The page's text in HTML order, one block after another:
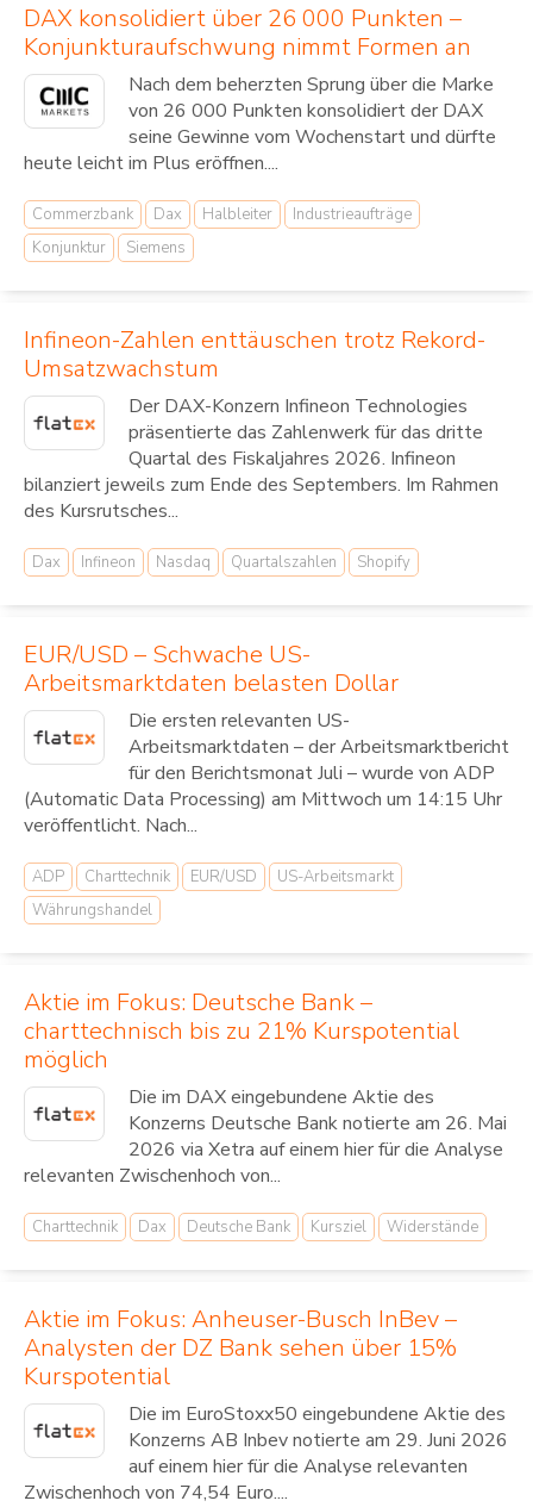
DAX konsolidiert über 26 000 Punkten –
Konjunkturaufschwung nimmt Formen an
Nach dem beherzten Sprung über die Marke
von 26 000 Punkten konsolidiert der DAX
seine Gewinne vom Wochenstart und dürfte
heute leicht im Plus eröffnen....
Commerzbank Dax Halbleiter
Industrieaufträge
Konjunktur
Siemens
Infineon-Zahlen enttäuschen trotz Rekord-
Umsatzwachstum
Der DAX-Konzern Infineon Technologies
präsentierte das Zahlenwerk für das dritte
Quartal des Fiskaljahres 2026. Infineon
bilanziert jeweils zum Ende des Septembers. Im Rahmen
des Kursrutsches...
Dax Infineon Nasdaq Quartalszahlen Shopify
EUR/USD – Schwache US-
Arbeitsmarktdaten belasten Dollar
Die ersten relevanten US-
Arbeitsmarktdaten – der Arbeitsmarktbericht
für den Berichtsmonat Juli – wurde von ADP
(Automatic Data Processing) am Mittwoch um 14:15 Uhr
veröffentlicht. Nach...
ADP Charttechnik EUR/USD
US-Arbeitsmarkt
Währungshandel
Aktie im Fokus: Deutsche Bank –
charttechnisch bis zu 21% Kurspotential
möglich
Die im DAX eingebundene Aktie des
Konzerns Deutsche Bank notierte am 26. Mai
2026 via Xetra auf einem hier für die Analyse
relevanten Zwischenhoch von...
Charttechnik Dax Deutsche Bank Kursziel Widerstände
Aktie im Fokus: Anheuser-Busch InBev –
Analysten der DZ Bank sehen über 15%
Kurspotential
Die im EuroStoxx50 eingebundene Aktie des
Konzerns AB Inbev notierte am 29. Juni 2026
auf einem hier für die Analyse relevanten
Zwischenhoch von 74,54 Euro....